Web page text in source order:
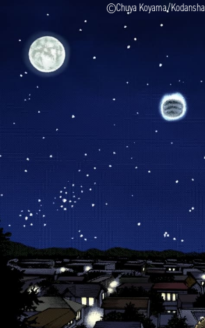
©Chuya Koyama/Kodansha